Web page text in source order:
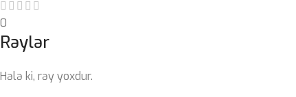
0
Rəylər
Hələ ki, rəy yoxdur.